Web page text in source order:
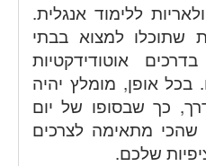
ללימוד אנגלית.
שתוכלו למצוא בבתי
אוטודידקטיות
בכל אופן, מומלץ יהיה
כך שבסופו של יום
מתאימה לצרכים
שלכם.